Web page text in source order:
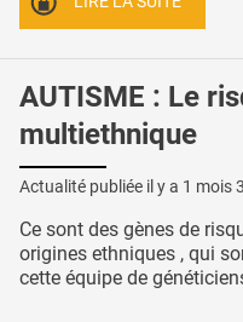
AUTISME : Le
multiethnique
Actualité publiée il y a 1 mois
Ce sont des gènes de
origines ethniques , qui
cette équipe de